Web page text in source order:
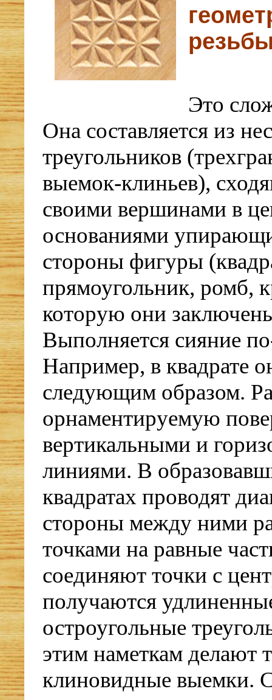
Это
Она составляется из
треугольников
выемок-клиньев),
своими вершинами в
основаниями
стороны фигуры
прямоугольник, ромб,
которую они
Выполняется сияние
Например, в квадрате
следующим образом.
орнаментируемую
вертикальными и
линиями. В
квадратах проводят
стороны между ними
точками на равные
соединяют точки с
получаются
остроугольные
этим наметкам делают
клиновидные выемки.